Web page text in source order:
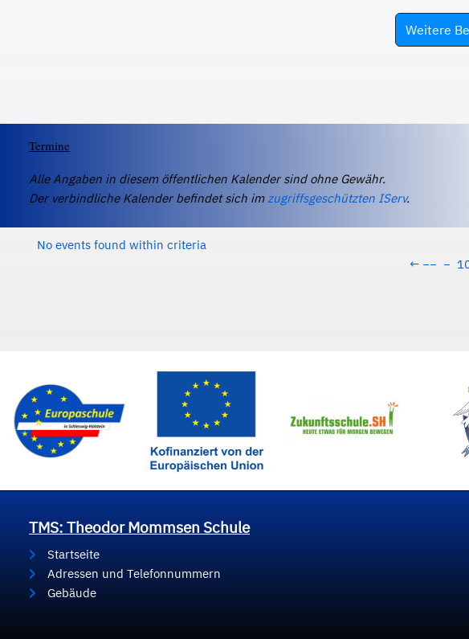
Weitere
Termine
Alle Angaben in diesem öffentlichen Kalender sind ohne Gewähr.
Der verbindliche Kalender befindet sich imzugriffsgeschützten IServ.
No events found within criteria
← −− −
TMS: Theodor Mommsen Schule
Startseite
Adressen und Telefonnummern
Gebäude